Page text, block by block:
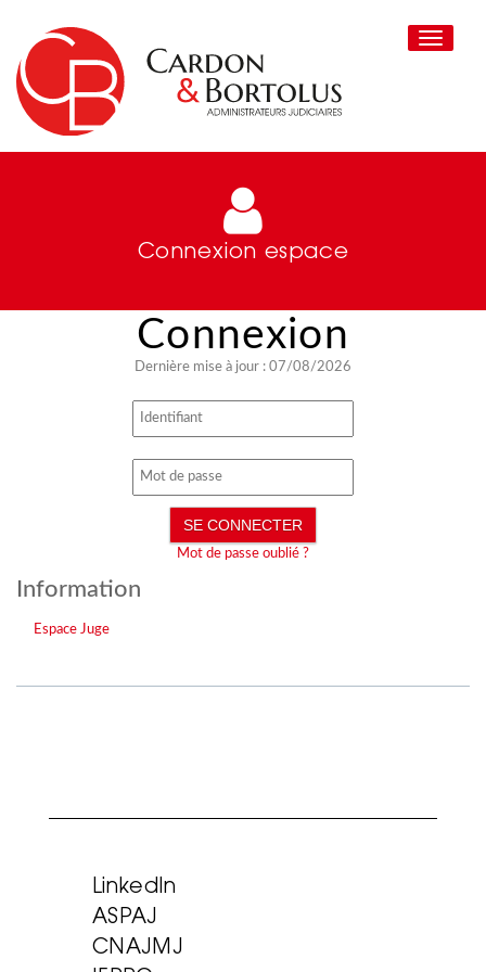
Toggle
Connexion espace
Dernière mise à jour : 07/08/2026
Mot de passe oublié ?
Information
Espace Juge
LinkedIn
ASPAJ
CNAJMJ